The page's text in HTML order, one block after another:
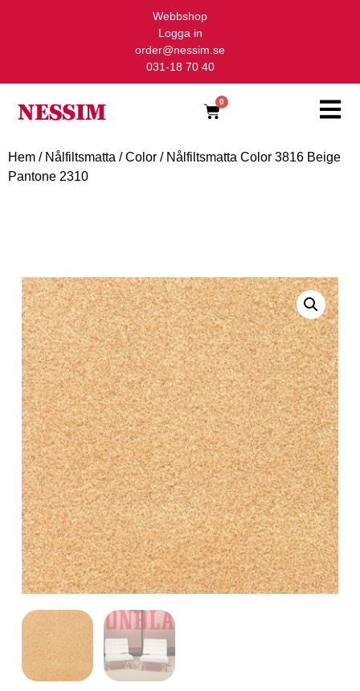
Webbshop
Logga in
order@nessim.se
031-18 70 40
0
Hem / Nålfiltsmatta /Color / Nålfiltsmatta Color 3816 Beige
Pantone 2310